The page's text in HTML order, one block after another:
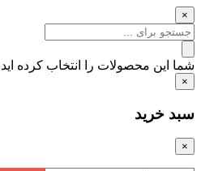
×
شما این محصولات را انتخاب کرده اید
×
سبد خرید
×